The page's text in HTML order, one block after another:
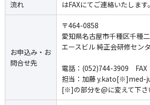
流れ
はFAXにてご連絡いたします。
お申込み・お
問合せ先
〒464-0858
愛知県名古屋市千種区千種
エースビル 純正会研修セン
電話：(052)744-3909 FAX
担当：加藤 y.kato[※]med-
[※]の部分を@に変えて下さ